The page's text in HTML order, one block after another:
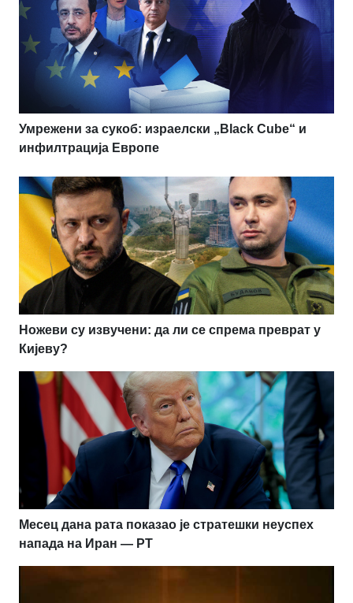
Умрежени за сукоб: израелски „Black Cube“ и
инфилтрација Европе
Ножеви су извучени: да ли се спрема преврат у
Кијеву?
Месец дана рата показао је стратешки неуспех
напада на Иран — РТ